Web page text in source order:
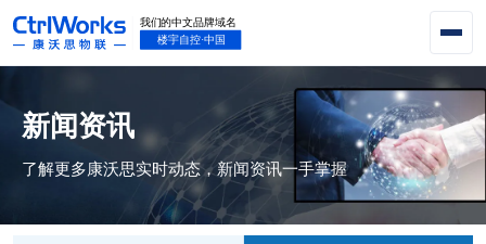
新闻资讯
了解更多康沃思实时动态，新闻资讯一手掌握